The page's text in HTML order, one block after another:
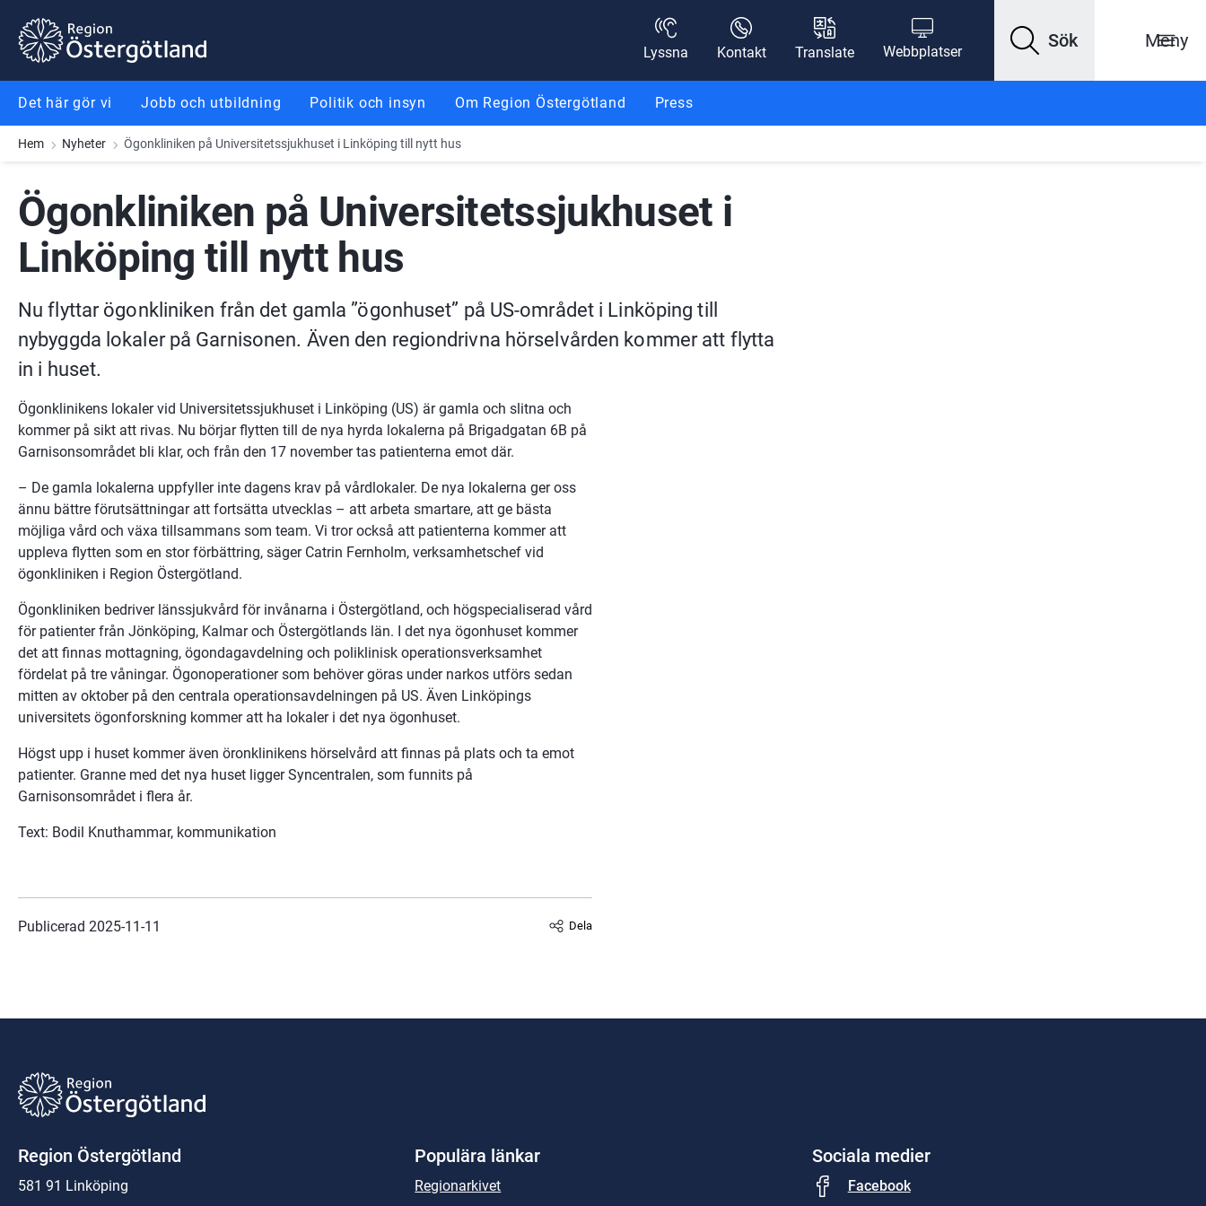
Gå till innehåll
Gå till meny
Gå till sidfot
Lyssna
Kontakt Translate Webbplatser
Sök Meny
Det här gör vi Jobb och utbildning Politik och insyn Om Region Östergötland Press
Hem Nyheter Ögonkliniken på Universitetssjukhuset i Linköping till nytt hus
Ögonkliniken på Universitetssjukhuset i
Linköping till nytt hus
Nu flyttar ögonkliniken från det gamla ”ögonhuset” på US-området i Linköping till
nybyggda lokaler på Garnisonen. Även den regiondrivna hörselvården kommer att flytta
in i huset.
Ögonklinikens lokaler vid Universitetssjukhuset i Linköping (US) är gamla och slitna och
kommer på sikt att rivas. Nu börjar flytten till de nya hyrda lokalerna på Brigadgatan 6B på
Garnisonsområdet bli klar, och från den 17 november tas patienterna emot där.
– De gamla lokalerna uppfyller inte dagens krav på vårdlokaler. De nya lokalerna ger oss
ännu bättre förutsättningar att fortsätta utvecklas – att arbeta smartare, att ge bästa
möjliga vård och växa tillsammans som team. Vi tror också att patienterna kommer att
uppleva flytten som en stor förbättring, säger Catrin Fernholm, verksamhetschef vid
ögonkliniken i Region Östergötland.
Ögonkliniken bedriver länssjukvård för invånarna i Östergötland, och högspecialiserad vård
för patienter från Jönköping, Kalmar och Östergötlands län. I det nya ögonhuset kommer
det att finnas mottagning, ögondagavdelning och poliklinisk operationsverksamhet
fördelat på tre våningar. Ögonoperationer som behöver göras under narkos utförs sedan
mitten av oktober på den centrala operationsavdelningen på US. Även Linköpings
universitets ögonforskning kommer att ha lokaler i det nya ögonhuset.
Högst upp i huset kommer även öronklinikens hörselvård att finnas på plats och ta emot
patienter. Granne med det nya huset ligger Syncentralen, som funnits på
Garnisonsområdet i flera år.
Text: Bodil Knuthammar, kommunikation
Publicerad 2025-11-11 Dela
Region Östergötland
581 91 Linköping
Populära länkar
Regionarkivet
Sociala medier
Facebook